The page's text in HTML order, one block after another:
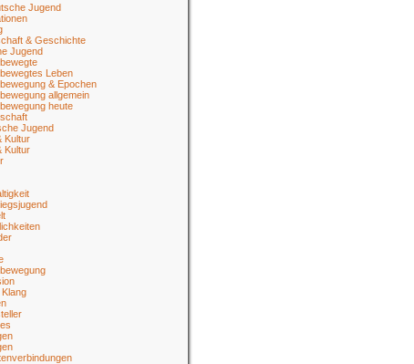
Jugend
& Geschichte
Jugend
Leben
& Epochen
allgemein
heute
Jugend
Kultur
Kultur